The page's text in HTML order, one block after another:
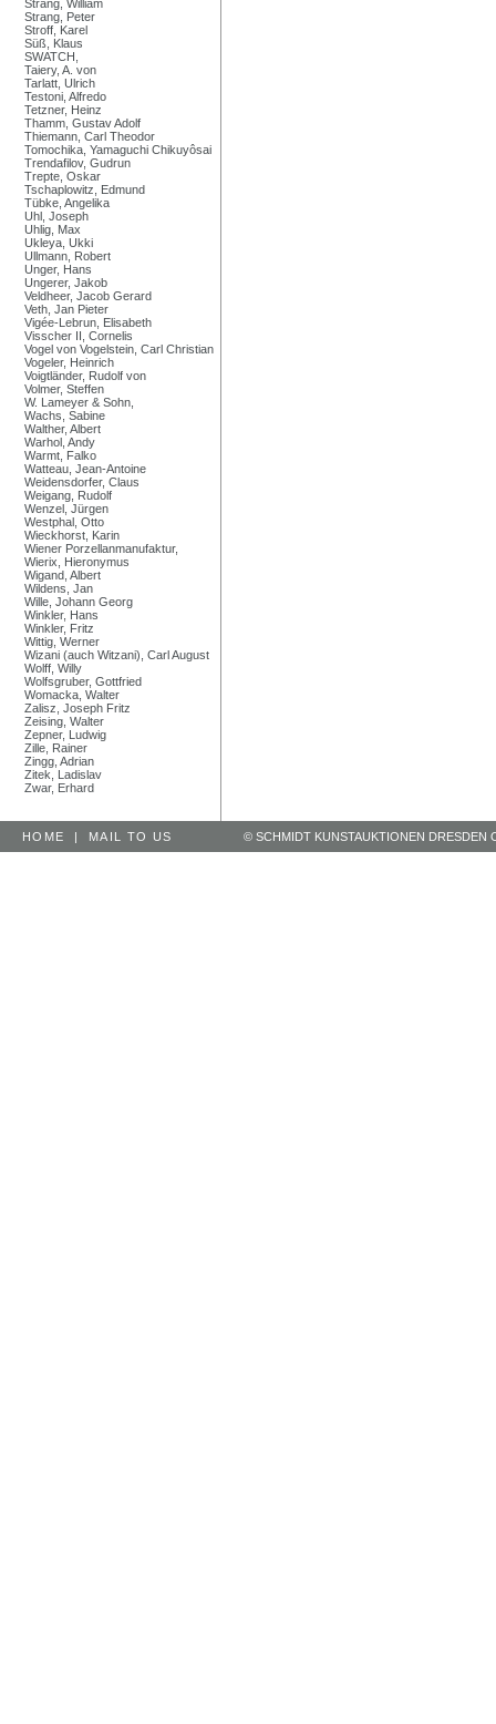
Strang, William
Strang, Peter
Stroff, Karel
Süß, Klaus
SWATCH,
Taiery, A. von
Tarlatt, Ulrich
Testoni, Alfredo
Tetzner, Heinz
Thamm, Gustav Adolf
Thiemann, Carl Theodor
Tomochika, Yamaguchi Chikuyôsai
Trendafilov, Gudrun
Trepte, Oskar
Tschaplowitz, Edmund
Tübke, Angelika
Uhl, Joseph
Uhlig, Max
Ukleya, Ukki
Ullmann, Robert
Unger, Hans
Ungerer, Jakob
Veldheer, Jacob Gerard
Veth, Jan Pieter
Vigée-Lebrun, Elisabeth
Visscher II, Cornelis
Vogel von Vogelstein, Carl Christian
Vogeler, Heinrich
Voigtländer, Rudolf von
Volmer, Steffen
W. Lameyer & Sohn,
Wachs, Sabine
Walther, Albert
Warhol, Andy
Warmt, Falko
Watteau, Jean-Antoine
Weidensdorfer, Claus
Weigang, Rudolf
Wenzel, Jürgen
Westphal, Otto
Wieckhorst, Karin
Wiener Porzellanmanufaktur,
Wierix, Hieronymus
Wigand, Albert
Wildens, Jan
Wille, Johann Georg
Winkler, Hans
Winkler, Fritz
Wittig, Werner
Wizani (auch Witzani), Carl August
Wolff, Willy
Wolfsgruber, Gottfried
Womacka, Walter
Zalisz, Joseph Fritz
Zeising, Walter
Zepner, Ludwig
Zille, Rainer
Zingg, Adrian
Zitek, Ladislav
Zwar, Erhard
HOME | MAIL TO US © SCHMIDT KUNSTAUKTIONEN DRESDEN